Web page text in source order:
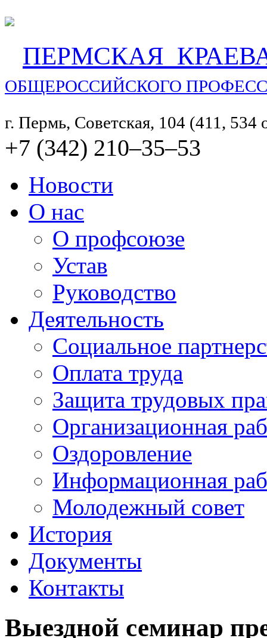
ПЕРМСКАЯ
ОБЩЕРОССИЙСКОГО
г. Пермь, Советская, 104 (411, 534
+7 (342) 210‒35‒53
Новости
О нас
О профсоюзе
Устав
Руководство
Деятельность
Социальное
Оплата труда
Защита трудовых
Организационная
Оздоровление
Информационная
Молодежный совет
История
Документы
Контакты
Выездной семинар